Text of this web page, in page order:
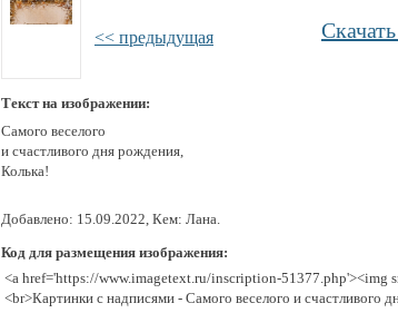
<< предыдущая
Текст на изображении:
Самого веселого
и счастливого дня рождения,
Колька!
Добавлено: 15.09.2022, Кем: Лана.
Код для размещения изображения:
<a href='https://www.imagetext.ru/inscription-51377.php'><img
<br>Картинки с надписями - Самого веселого и счастливого